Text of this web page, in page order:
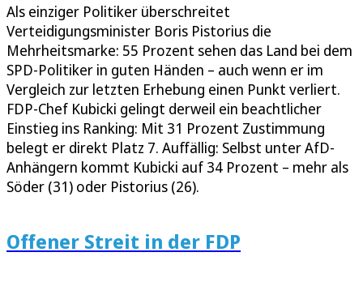
Als einziger Politiker überschreitet
Verteidigungsminister Boris Pistorius die
Mehrheitsmarke: 55 Prozent sehen das Land bei dem
SPD-Politiker in guten Händen – auch wenn er im
Vergleich zur letzten Erhebung einen Punkt verliert.
FDP-Chef Kubicki gelingt derweil ein beachtlicher
Einstieg ins Ranking: Mit 31 Prozent Zustimmung
belegt er direkt Platz 7. Auffällig: Selbst unter AfD-
Anhängern kommt Kubicki auf 34 Prozent – mehr als
Söder (31) oder Pistorius (26).
Offener Streit in der FDP